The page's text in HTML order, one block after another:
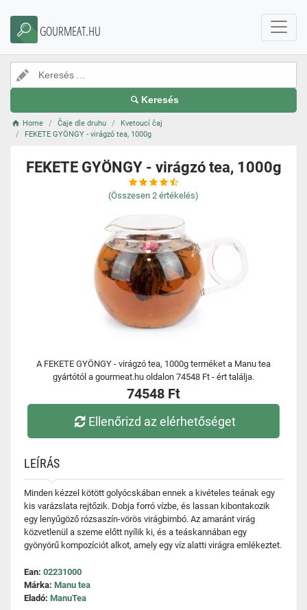
GOURMEAT.HU
Keresés
Home Čaje dle druhu
Kvetoucí čaj
FEKETE GYÖNGY - virágzó tea, 1000g
FEKETE GYÖNGY - virágzó tea, 1000g
(Összesen 2 értékelés)
A FEKETE GYÖNGY - virágzó tea, 1000g terméket a Manu tea
gyártótól a gourmeat.hu oldalon 74548 Ft - ért találja.
74548 Ft
Ellenőrizd az elérhetőséget
LEÍRÁS
Minden kézzel kötött golyócskában ennek a kivételes teának egy
kis varázslata rejtőzik. Dobja forró vízbe, és lassan kibontakozik
egy lenyűgöző rózsaszín-vörös virágbimbó. Az amaránt virág
közvetlenül a szeme előtt nyílik ki, és a teáskannában egy
gyönyörű kompozíciót alkot, amely egy víz alatti virágra emlékeztet.
Ean: 02231000
Márka: Manu tea
Eladó: ManuTea